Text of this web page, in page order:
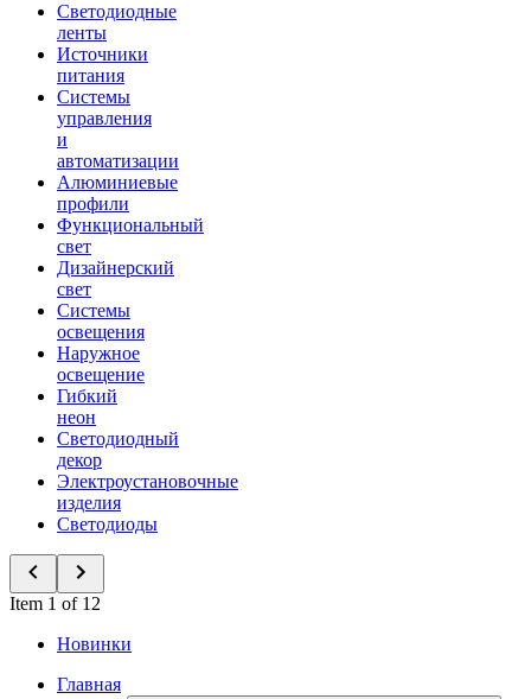
Светодиодные
ленты
Источники
питания
Системы
управления
и
автоматизации
Алюминиевые
профили
Функциональный
свет
Дизайнерский
свет
Системы
освещения
Наружное
освещение
Гибкий
неон
Светодиодный
декор
Электроустановочные
изделия
Светодиоды
Item 1 of 12
Новинки
Главная